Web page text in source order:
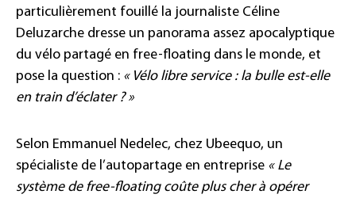
particulièrement fouillé la journaliste Céline
Deluzarche dresse un panorama assez apocalyptique
du vélo partagé en free-floating dans le monde, et
pose la question : « Vélo libre service : la bulle est-elle
en train d’éclater ? »
Selon Emmanuel Nedelec, chez Ubeequo, un
spécialiste de l’autopartage en entreprise « Le
système de free-floating coûte plus cher à opérer